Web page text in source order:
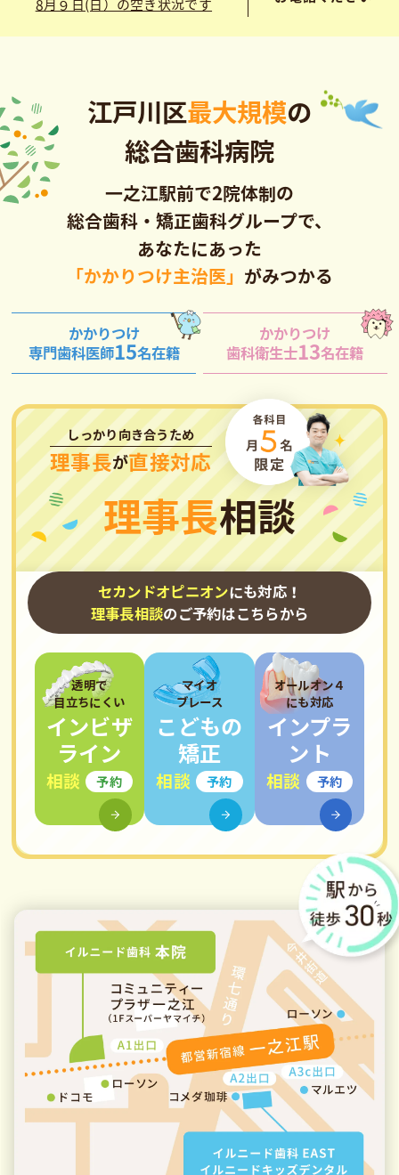
8月９日(日）の空き状況です
江戸川区最大規模の
総合歯科病院
一之江駅前で2院体制の
総合歯科・矯正歯科グループで、
あなたにあった
「かかりつけ主治医」 がみつかる
かかりつけ
専門歯科医師15名在籍
かかりつけ
歯科衛生士13名在籍
しっかり向き合うため
理事長が直接対応
理事長相談
セカンドオピニオンにも対応！
理事長相談のご予約はこちらから
透明で
目立ちにくい
インビザ
ライン
相談 予約
マイオ
ブレース
こどもの
矯正
相談 予約
オールオン４
にも対応
インプラ
ント
相談 予約